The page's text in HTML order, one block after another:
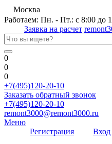
Москва
Работаем: Пн. - Пт.: с 8:00 до
Заявка на расчет
0
0
0
+7(495)120-20-10
Заказать обратный звонок
+7(495)120-20-10
remont3000@remont3000.ru
Меню
Регистрация
Вход